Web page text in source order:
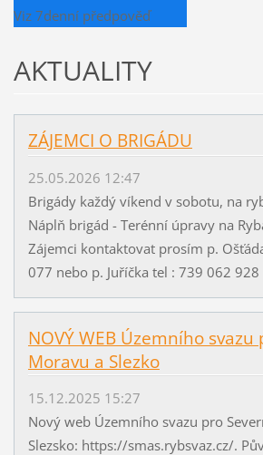
Viz 7denní předpověď
AKTUALITY
ZÁJEMCI O BRIGÁDU
25.05.2026 12:47
Brigády každý víkend v sobotu, na
Náplň brigád - Terénní úpravy na
Zájemci kontaktovat prosím p.
077 nebo p. Juříčka tel : 739 062 928
NOVÝ WEB Územního
Moravu a Slezko
15.12.2025 15:27
Nový web Územního svazu pro
Slezsko: https://smas.rybsvaz.cz/.